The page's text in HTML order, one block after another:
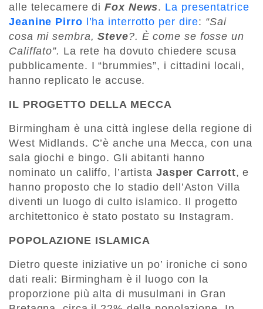
alle telecamere diFox News. La presentatrice
Jeanine Pirro l’ha interrotto per dire: “Sai
cosa mi sembra,Steve?. È come se fosse un
Califfato”. La rete ha dovuto chiedere scusa
pubblicamente. I “brummies”, i cittadini locali,
hanno replicato le accuse.
IL PROGETTO DELLA MECCA
Birmingham è una città inglese della regione di
West Midlands. C’è anche una Mecca, con una
sala giochi e bingo. Gli abitanti hanno
nominato un califfo, l’artista Jasper Carrott, e
hanno proposto che lo stadio dell’Aston Villa
diventi un luogo di culto islamico. Il progetto
architettonico è stato postato su Instagram.
POPOLAZIONE ISLAMICA
Dietro queste iniziative un po’ ironiche ci sono
dati reali: Birmingham è il luogo con la
proporzione più alta di musulmani in Gran